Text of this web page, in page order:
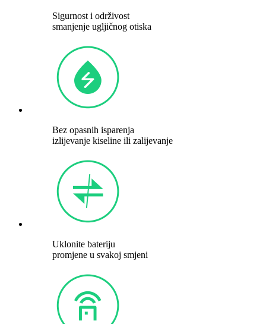
Sigurnost i održivost
smanjenje ugljičnog otiska
Bez opasnih isparenja
izlijevanje kiseline ili zalijevanje
Uklonite bateriju
promjene u svakoj smjeni